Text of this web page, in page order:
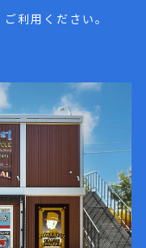
利用ください。